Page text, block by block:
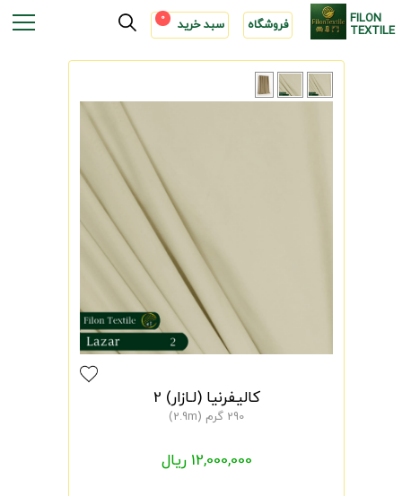
FILON
TEXTILE فروشگاه سبد خرید 0
کالیفرنیا (لـازار) 2
290 گرم (2.9m)
12,000,000 ریال